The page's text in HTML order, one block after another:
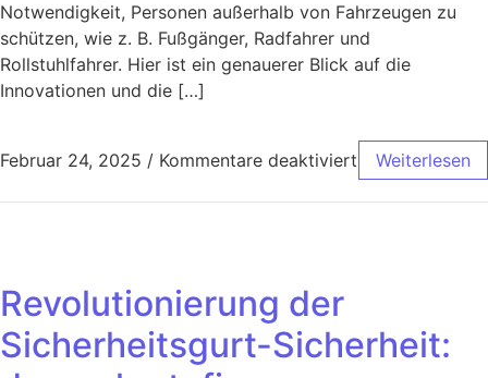
Notwendigkeit, Personen außerhalb von Fahrzeugen zu
schützen, wie z. B. Fußgänger, Radfahrer und
Rollstuhlfahrer. Hier ist ein genauerer Blick auf die
Innovationen und die […]
Februar 24, 2025 / Kommentare deaktiviert Weiterlesen
Revolutionierung der
Sicherheitsgurt-Sicherheit: